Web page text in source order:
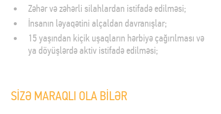
Zəhər və zəhərli silahlardan istifadə edilməsi;
İnsanın ləyaqətini alçaldan davranışlar;
15 yaşından kiçik uşaqların hərbiyə çağırılması və
ya döyüşlərdə aktiv istifadə edilməsi;
SİZƏ MARAQLI OLA BİLƏR